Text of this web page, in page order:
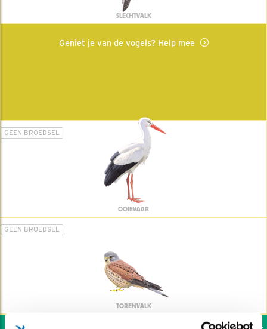
SLECHTVALK
Geniet je van de vogels? Help mee
GEEN BROEDSEL
OOIEVAAR
GEEN BROEDSEL
TORENVALK